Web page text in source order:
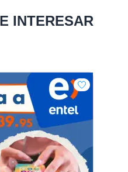
INTERESAR